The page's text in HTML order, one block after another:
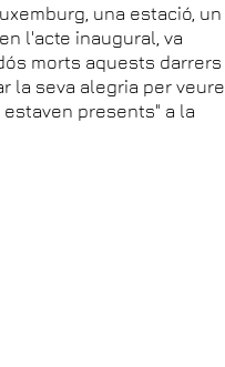
una estació, un
l'acte inaugural, va
morts aquests darrers
la seva alegria per veure
presents" a la